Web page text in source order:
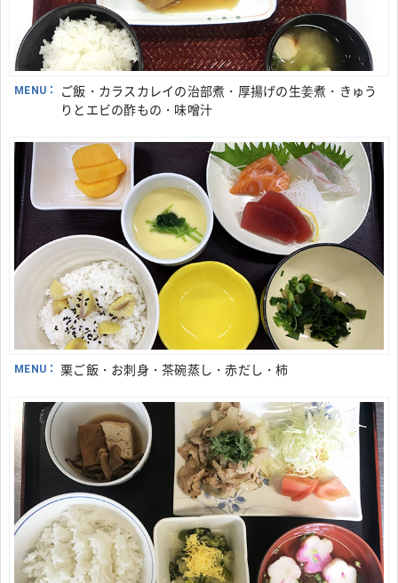
MENU：
ご飯・カラスカレイの治部煮・厚揚げの生姜煮・きゅう
りとエビの酢もの・味噌汁
MENU： 栗ご飯・お刺身・茶碗蒸し・赤だし・柿